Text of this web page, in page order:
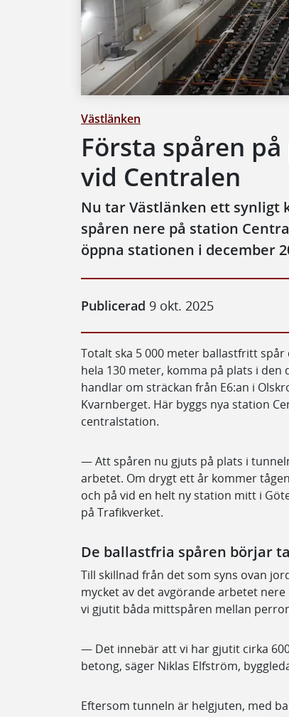
Västlänken
Första spåren
vid Centralen
Nu tar Västlänken ett synligt
spåren nere på station
öppna stationen i december
Publicerad 9 okt. 2025
Totalt ska 5 000 meter ballastfritt spår
hela 130 meter, komma på plats i
handlar om sträckan från E6:an i
Kvarnberget. Här byggs nya station
centralstation.
— Att spåren nu gjuts på plats i
arbetet. Om drygt ett år kommer
och på vid en helt ny station mitt i
på Trafikverket.
De ballastfria spåren börjar
Till skillnad från det som syns ovan
mycket av det avgörande arbetet
vi gjutit båda mittspåren mellan
— Det innebär att vi har gjutit cirka
betong, säger Niklas Elfström,
Eftersom tunneln är helgjuten, med